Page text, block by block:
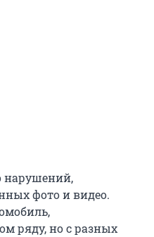
нарушений,
фото и видео.
ряду, но с разных